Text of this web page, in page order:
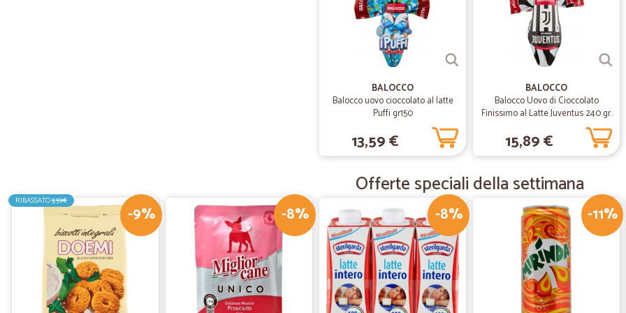
Acquisto ad un ottimo prezzo
Acquisto ad un ottimo prezzo.
La merce è arrivata
La merce è arrivata
Merce arrivata in perfette
Merce arrivata in perfette condizioni
Qualità e prezzo del
Qualità e prezzo del prodotto
BALOCCO
Balocco uovo cioccolato al latte
Puffi gr150
13,59 €
BALOCCO
Balocco Uovo di Cioccolato
Finissimo al Latte Juventus 240 gr.
15,89 €
Offerte speciali della settimana
-9%
RIBASSATO3,59€
-8% -8% -11%